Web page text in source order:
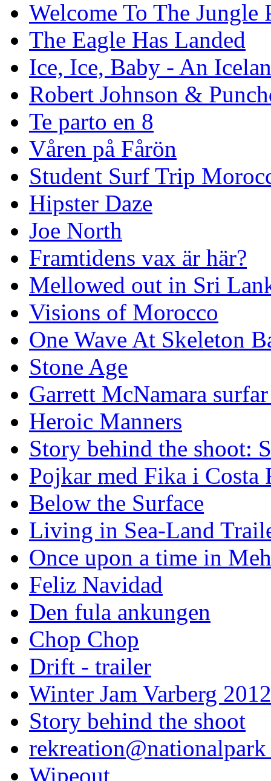
Welcome To The Jungle
The Eagle Has Landed
Ice, Ice, Baby - An
Robert Johnson &
Te parto en 8
Våren på Fårön
Student Surf Trip
Hipster Daze
Joe North
Framtidens vax är här?
Mellowed out in Sri
Visions of Morocco
One Wave At Skeleton
Stone Age
Garrett McNamara
Heroic Manners
Story behind the shoot:
Pojkar med Fika i Costa
Below the Surface
Living in Sea-Land
Once upon a time in
Feliz Navidad
Den fula ankungen
Chop Chop
Drift - trailer
Winter Jam Varberg 2012
Story behind the shoot
rekreation@nationalpark
Wipeout